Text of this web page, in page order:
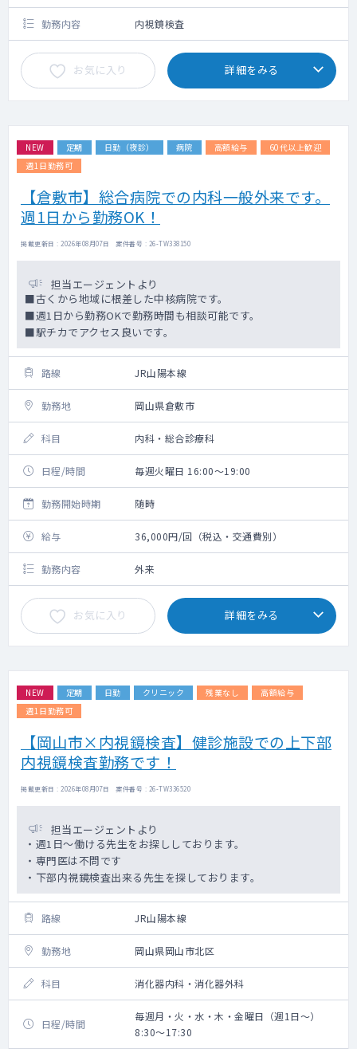
勤務内容 内視鏡検査
お気に入り 詳細をみる
NEW 定期 日勤（夜診） 病院 高額給与
60代以上歓迎
週1日勤務可
【倉敷市】総合病院での内科一般外来です。
週1日から勤務OK！
掲載更新日 : 2026年08月07日 案件番号 : 26-TW338150
担当エージェントより
■古くから地域に根差した中核病院です。
■週1日から勤務OKで勤務時間も相談可能です。
■駅チカでアクセス良いです。
路線 JR山陽本線
勤務地 岡山県倉敷市
科目 内科・総合診療科
日程/時間 毎週火曜日 16:00～19:00
勤務開始時期 随時
給与 36,000円/回（税込・交通費別）
勤務内容 外来
お気に入り 詳細をみる
NEW 定期 日勤 クリニック 残業なし
高額給与
週1日勤務可
【岡山市×内視鏡検査】健診施設での上下部
内視鏡検査勤務です！
掲載更新日 : 2026年08月07日 案件番号 : 26-TW336520
担当エージェントより
・週1日～働ける先生をお探ししております。
・専門医は不問です
・下部内視鏡検査出来る先生を探しております。
路線 JR山陽本線
勤務地 岡山県岡山市北区
科目 消化器内科・消化器外科
日程/時間
毎週月・火・水・木・金曜日（週1日～）
8:30～17:30